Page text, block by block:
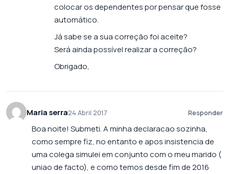
colocar os dependentes por pensar que fosse
automático.
Já sabe se a sua correção foi aceite?
Será ainda possível realizar a correção?
Obrigado,
Maria serra24 Abril 2017 Responder
Boa noite! Submeti. A minha declaracao sozinha,
como sempre fiz, no entanto e apos insistencia de
uma colega simulei em conjunto com o meu marido (
uniao de facto), e como temos desde fim de 2016